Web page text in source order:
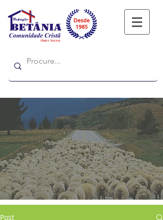
Refugio
Post